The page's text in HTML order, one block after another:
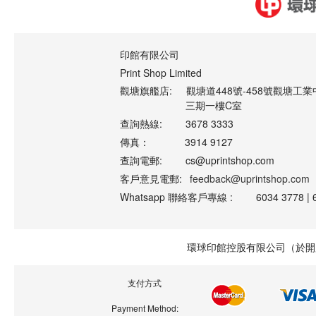
印館有限公司
Print Shop Limited
觀塘旗艦店:
觀塘道448號-458號觀塘工業
三期一樓C室
查詢熱線:
3678 3333
傳真：
3914 9127
查詢電郵:
cs@uprintshop.com
客戶意見電郵: feedback@uprintshop.com
Whatsapp 聯絡客戶專線 :
6034 3778 |
環球印館控股有限公司（於
支付方式
Payment Method: